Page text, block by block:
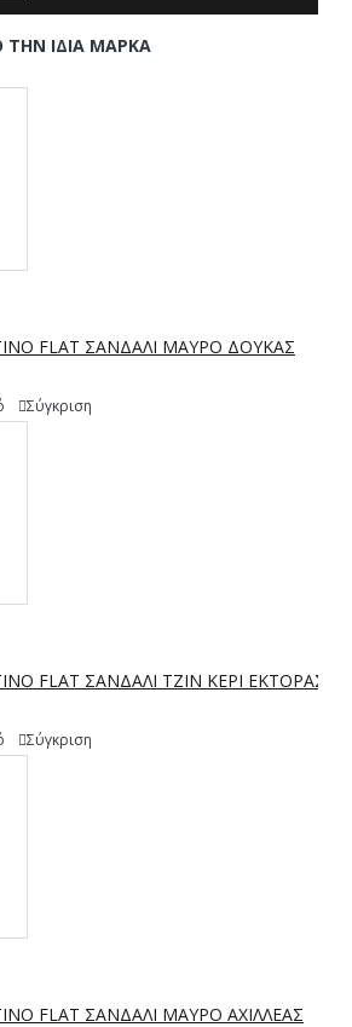
ΤΗΝ ΊΔΙΑ ΜΆΡΚΑ
FLAT ΣΑΝΔΑΛΙ ΜΑΥΡΟ ΔΟΥΚΑΣ
Σύγκριση
FLAT ΣΑΝΔΑΛΙ ΤΖΙΝ ΚΕΡΙ ΕΚΤΟΡΑΣ
Σύγκριση
FLAT ΣΑΝΔΑΛΙ ΜΑΥΡΟ ΑΧΙΛΛΕΑΣ